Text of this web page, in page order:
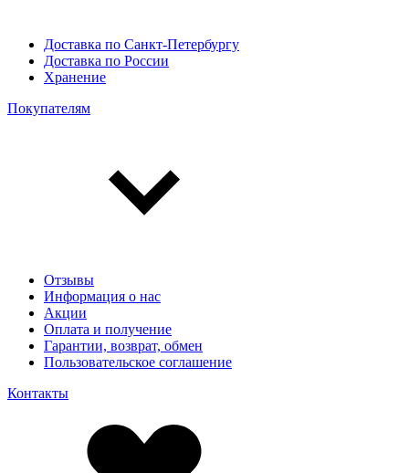
Доставка по Санкт-Петербургу
Доставка по России
Хранение
Покупателям
Отзывы
Информация о нас
Акции
Оплата и получение
Гарантии, возврат, обмен
Пользовательское соглашение
Контакты